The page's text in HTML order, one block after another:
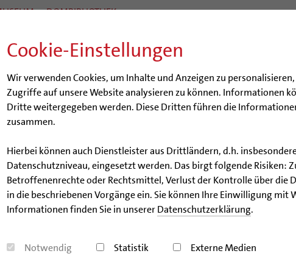
Cookie-Einstellungen
Wir verwenden Cookies, um Inhalte und Anzeigen zu
Zugriffe auf unsere Website analysieren zu können. Informationen
Dritte weitergegeben werden. Diese Dritten führen die
zusammen.
Hierbei können auch Dienstleister aus Drittländern, d.h.
Datenschutzniveau, eingesetzt werden. Das birgt folgende Risiken:
Betroffenenrechte oder Rechtsmittel, Verlust der Kontrolle über die
in die beschriebenen Vorgänge ein. Sie können Ihre Einwilligung
Informationen finden Sie in unsererDatenschutzerklärung.
Notwendig Statistik Externe Medien
DOMBIBLIOTHEK
BISTUM
Podcasts
Bistum Nachrichten Artikel
würdigt
Diözesanbeauftragten für das seelsorgliche
einem Brief